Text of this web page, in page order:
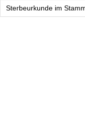
Sterbeurkunde im